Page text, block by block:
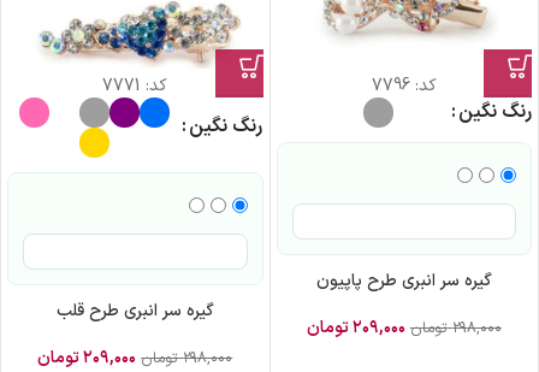
کد:7796
رنگ نگین
گیره سر انبری طرح پاپیون
۲۹۸,۰۰۰ تومان ۲۰۹,۰۰۰تومان
کد: 7771
رنگ نگین
گیره سر انبری طرح قلب
۲۹۸,۰۰۰ تومان ۲۰۹,۰۰۰تومان